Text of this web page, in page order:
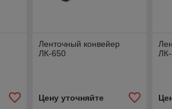
Ленточный конвейер
ЛК-650
Цену уточняйте